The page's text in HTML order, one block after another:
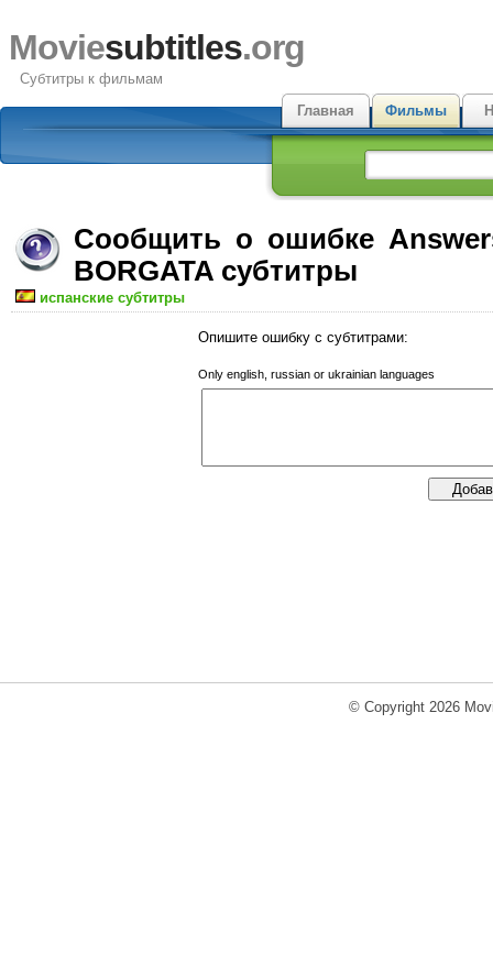
Moviesubtitles.org
Субтитры к фильмам
Главная
Фильмы
Сообщить о ошибке
BORGATA субтитры
испанские субтитры
Опишите ошибку с субтитрами:
Only english, russian or ukrainian languages
© Copyright 2026